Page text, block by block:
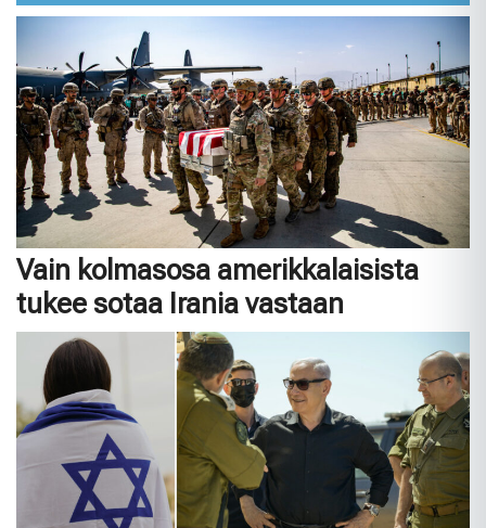
Vain kolmasosa amerikkalaisista
tukee sotaa Irania vastaan